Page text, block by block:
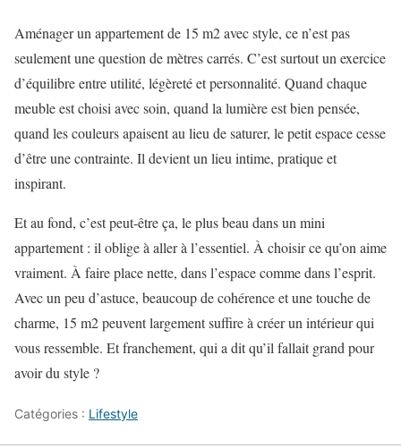
Aménager un appartement de 15 m2 avec style, ce n’est pas
seulement une question de mètres carrés. C’est surtout un exercice
d’équilibre entre utilité, légèreté et personnalité. Quand chaque
meuble est choisi avec soin, quand la lumière est bien pensée,
quand les couleurs apaisent au lieu de saturer, le petit espace cesse
d’être une contrainte. Il devient un lieu intime, pratique et
inspirant.
Et au fond, c’est peut-être ça, le plus beau dans un mini
appartement : il oblige à aller à l’essentiel. À choisir ce qu’on aime
vraiment. À faire place nette, dans l’espace comme dans l’esprit.
Avec un peu d’astuce, beaucoup de cohérence et une touche de
charme, 15 m2 peuvent largement suffire à créer un intérieur qui
vous ressemble. Et franchement, qui a dit qu’il fallait grand pour
avoir du style ?
Catégories : Lifestyle